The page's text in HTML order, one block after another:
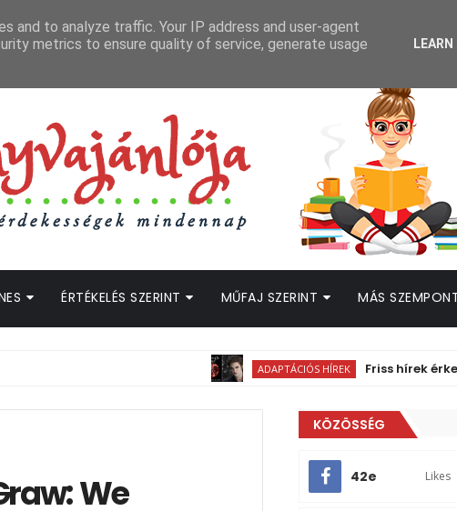
ÉRTÉKELÉS SZERINT MŰFAJ SZERINT MÁS
ADAPTÁCIÓS HÍREK Friss hírek érkeztek
We
KÖZÖSSÉG
42e Likes
and to analyze traffic. Your IP address and user-agent
metrics to ensure quality of service, generate usage